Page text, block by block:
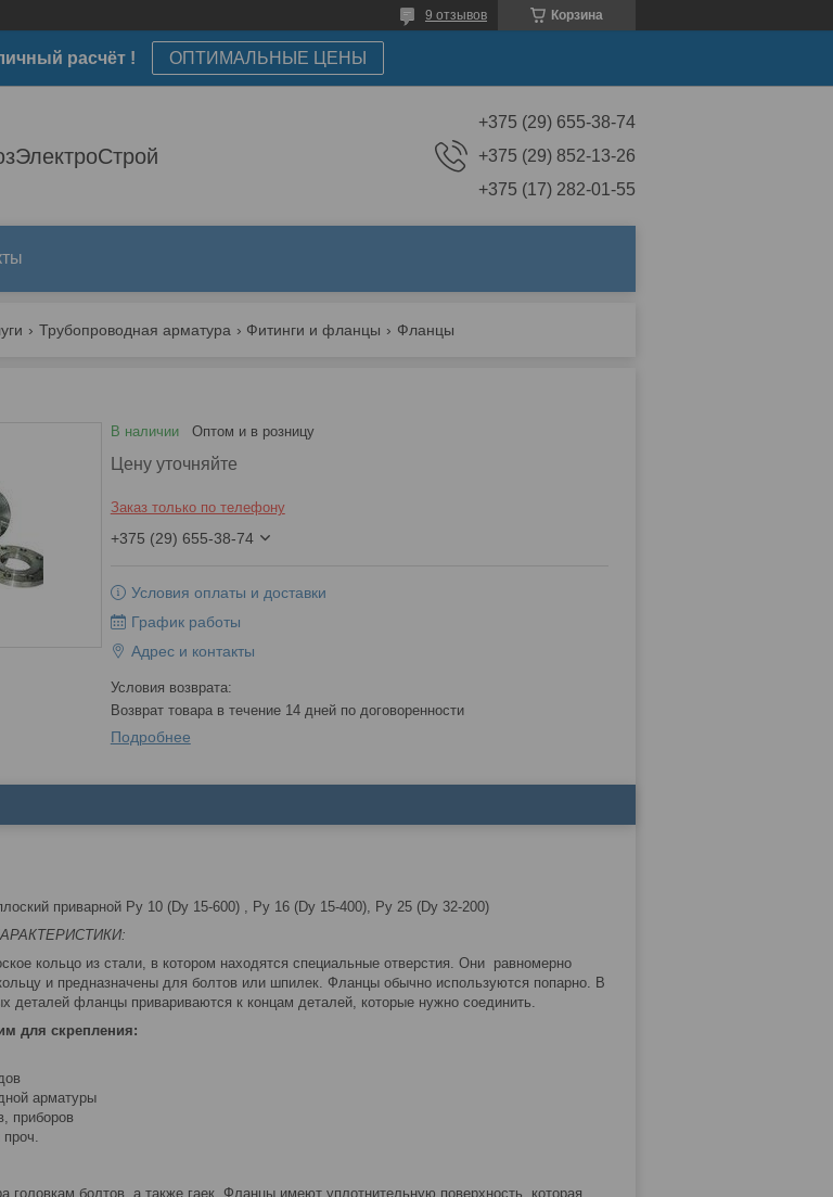
Корзина
9 отзывов
расчёт ! ОПТИМАЛЬНЫЕ ЦЕНЫ
+375 (29) 655-38-74
+375 (29) 852-13-26
+375 (17) 282-01-55
Трубопроводная арматура Фитинги и фланцы Фланцы
В наличии Оптом и в розницу
Цену уточняйте
Заказ только по телефону
+375 (29) 655-38-74
Условия оплаты и доставки
График работы
Адрес и контакты
возврат товара в течение 14 дней по договоренности
Подробнее
приварной Ру 10 (Dy 15-600) , Ру 16 (Dy 15-400), Ру 25 (Dy 32-200)
кольцо из стали, в котором находятся специальные отверстия. Они равномерно
и предназначены для болтов или шпилек. Фланцы обычно используются попарно. В
деталей фланцы привариваются к концам деталей, которые нужно соединить.
для скрепления:
арматуры
приборов
проч.
головкам болтов, а также гаек. Фланцы имеют уплотнительную поверхность, которая